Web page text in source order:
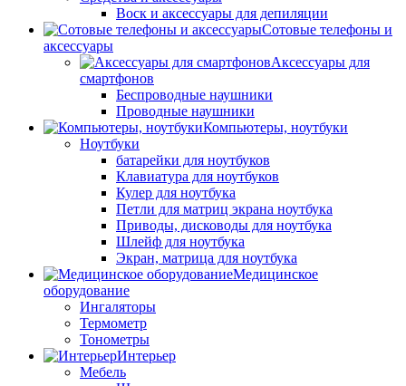
Воск и аксессуары для депиляции
Сотовые телефоны и
аксессуары
Аксессуары для
смартфонов
Беспроводные наушники
Проводные наушники
Компьютеры, ноутбуки
Ноутбуки
батарейки для ноутбуков
Клавиатура для ноутбуков
Кулер для ноутбука
Петли для матриц экрана ноутбука
Приводы, дисководы для ноутбука
Шлейф для ноутбука
Экран, матрица для ноутбука
Медицинское
оборудование
Ингаляторы
Термометр
Тонометры
Интерьер
Мебель